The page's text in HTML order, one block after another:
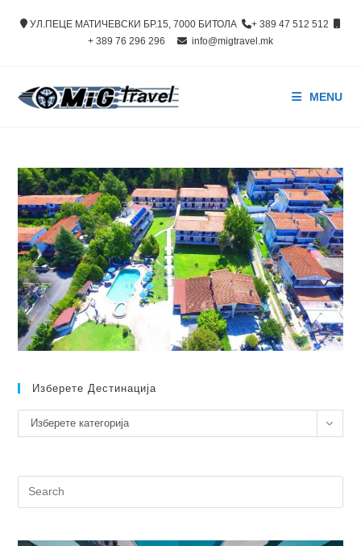
УЛ.ПЕЦЕ МАТИЧЕВСКИ БР.15, 7000 БИТОЛА
+ 389 47 512 512
+ 389 76 296 296
info@migtravel.mk
MENU
Изберете Дестинација
Изберете
дестинација
Изберете категорија